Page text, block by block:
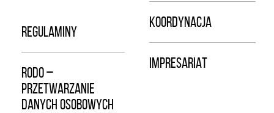
REGULAMINY
RODO –
PRZETWARZANIE
DANYCH OSOBOWYCH
KOORDYNACJA
IMPRESARIAT